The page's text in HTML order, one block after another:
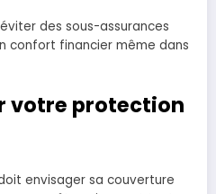
des sous-assurances
confort financier même dans
votre protection
envisager sa couverture